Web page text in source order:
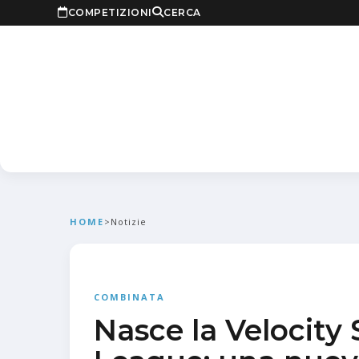
COMPETIZIONI CERCA
HOME > Notizie
COMBINATA
Nasce la Velocity